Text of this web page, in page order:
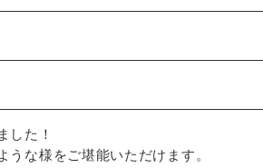
した！
な様をご堪能いただけます。